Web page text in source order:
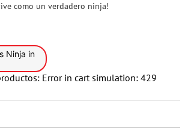
como un verdadero ninja!
Ninja in
Error in cart simulation: 429